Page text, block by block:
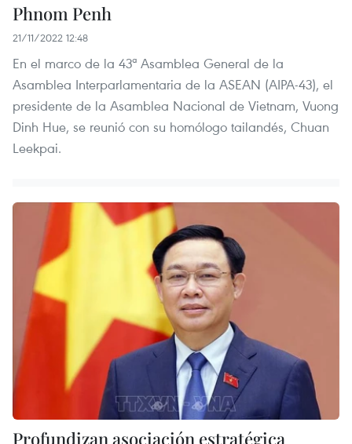
Phnom Penh
21/11/2022 12:48
En el marco de la 43ª Asamblea General de la
Asamblea Interparlamentaria de la ASEAN (AIPA-43), el
presidente de la Asamblea Nacional de Vietnam, Vuong
Dinh Hue, se reunió con su homólogo tailandés, Chuan
Leekpai.
Profundizan asociación estratégica